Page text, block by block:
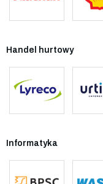
Handel hurtowy
Informatyka